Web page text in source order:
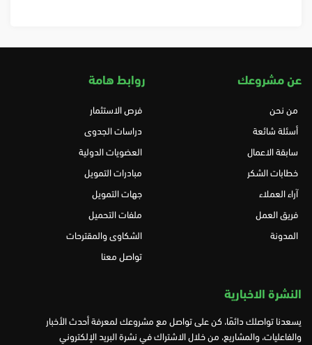
عن مشروعك
من نحن
أسئلة شائعة
سابقة الاعمال
خطابات الشكر
آراء العملاء
فريق العمل
المدونة
روابط هامة
فرص الاستثمار
دراسات الجدوى
العضويات الدولية
مبادرات التمويل
جهات التمويل
ملفات التحميل
الشكاوى والمقترحات
تواصل معنا
النشرة الاخبارية
يسعدنا تواصلك دائمًا، كن على تواصل مع مشروعك لمعرفة أحدث الأخبار
والفاعليات، والمشاريع، من خلال الاشتراك في نشرة البريد الإلكتروني